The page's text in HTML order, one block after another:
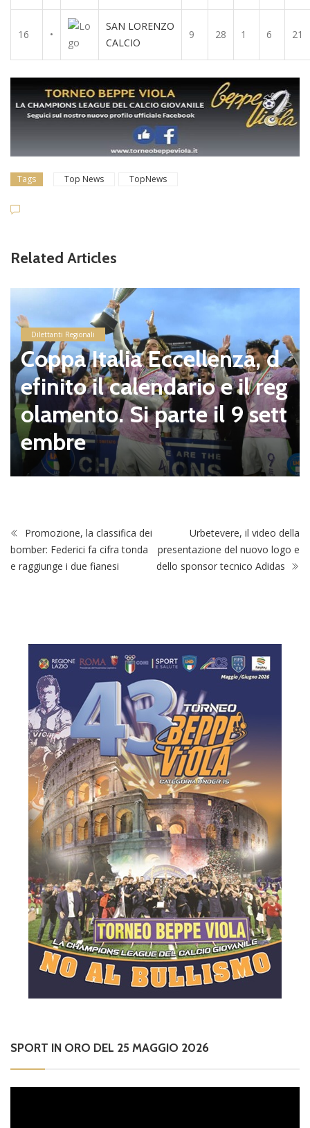
16 •
SAN LORENZO
CALCIO
9 28 1 6 21
Tags Top News TopNews
Related Articles
news in primo piano
L’Isola Liri rinforza ancora
l’attacco, ufficiale l’arrivo
di Federico Di Stefano
Promozione, la classifica dei
bomber: Federici fa cifra tonda
e raggiunge i due fianesi
Urbetevere, il video della
presentazione del nuovo logo e
dello sponsor tecnico Adidas
SPORT IN ORO DEL 25 MAGGIO 2026